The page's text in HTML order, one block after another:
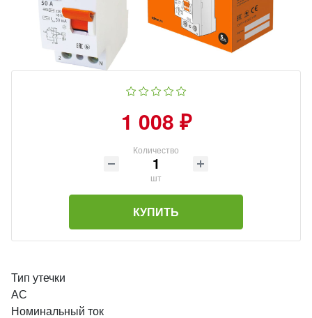
1 008 ₽
Количество
шт
КУПИТЬ
Тип утечки
АС
Номинальный ток